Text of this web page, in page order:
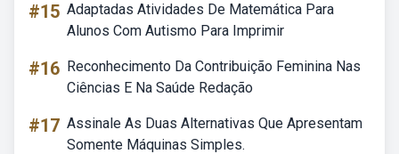
#15 Adaptadas Atividades De Matemática Para
Alunos Com Autismo Para Imprimir
#16 Reconhecimento Da Contribuição Feminina Nas
Ciências E Na Saúde Redação
#17 Assinale As Duas Alternativas Que Apresentam
Somente Máquinas Simples.